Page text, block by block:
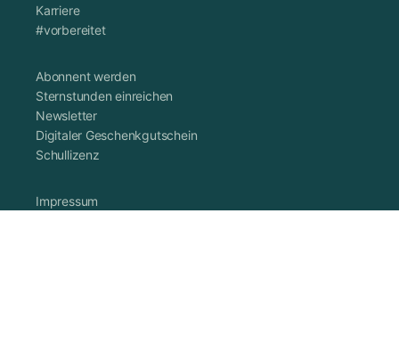
Karriere
#vorbereitet
Abonnent werden
Sternstunden einreichen
Newsletter
Digitaler Geschenkgutschein
Schullizenz
Impressum